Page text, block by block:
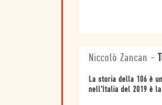
Niccolò Zancan -
La storia della 106 è
nell’Italia del 2019 è